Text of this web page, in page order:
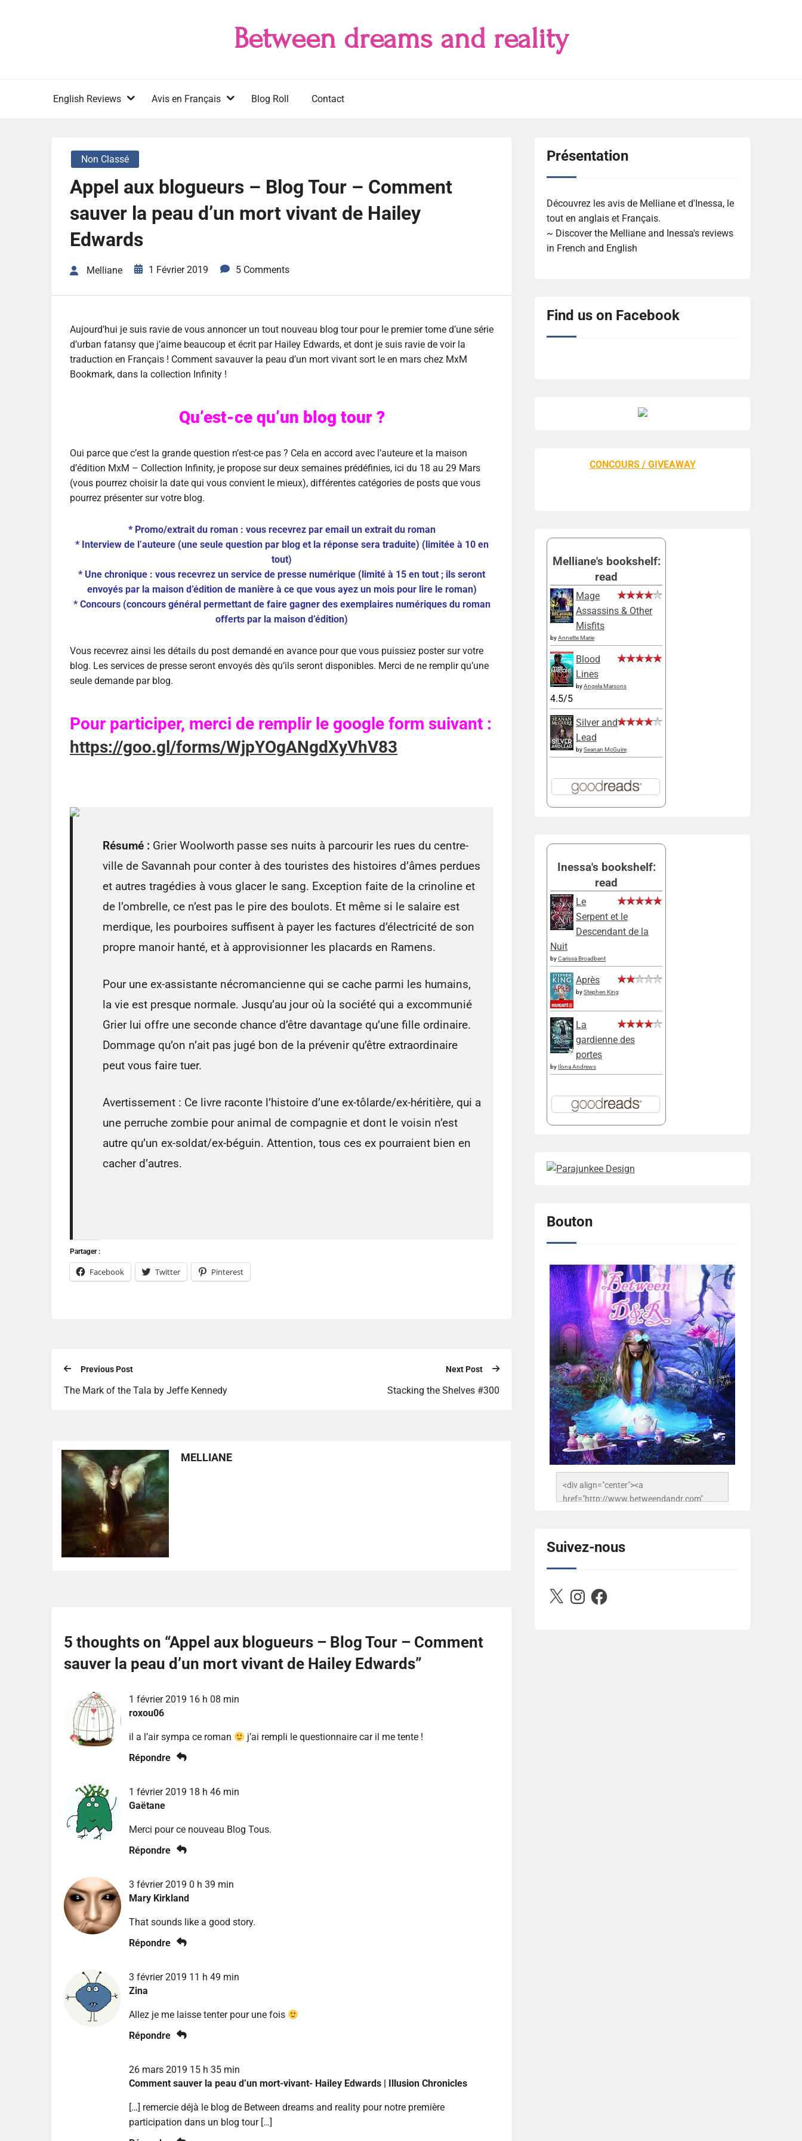
Between dreams and reality
English Reviews Avis en Français Blog Roll Contact
Non Classé
Appel aux blogueurs – Blog Tour – Comment
sauver la peau d’un mort vivant de Hailey
Edwards
Melliane 1 Février 2019 5 Comments
Aujourd’hui je suis ravie de vous annoncer un tout nouveau blog tour pour le premier tome d’une série
d’urban fatansy que j’aime beaucoup et écrit par Hailey Edwards, et dont je suis ravie de voir la
traduction en Français ! Comment savauver la peau d’un mort vivant sort le en mars chez MxM
Bookmark, dans la collection Infinity !
Qu’est-ce qu’un blog tour ?
Oui parce que c’est la grande question n’est-ce pas ? Cela en accord avec l’auteure et la maison
d’édition MxM – Collection Infinity, je propose sur deux semaines prédéfinies, ici du 18 au 29 Mars
(vous pourrez choisir la date qui vous convient le mieux), différentes catégories de posts que vous
pourrez présenter sur votre blog.
* Promo/extrait du roman : vous recevrez par email un extrait du roman
* Interview de l’auteure (une seule question par blog et la réponse sera traduite) (limitée à 10 en
tout)
* Une chronique : vous recevrez un service de presse numérique (limité à 15 en tout ; ils seront
envoyés par la maison d’édition de manière à ce que vous ayez un mois pour lire le roman)
* Concours (concours général permettant de faire gagner des exemplaires numériques du roman
offerts par la maison d’édition)
Vous recevrez ainsi les détails du post demandé en avance pour que vous puissiez poster sur votre
blog. Les services de presse seront envoyés dès qu’ils seront disponibles. Merci de ne remplir qu’une
seule demande par blog.
Pour participer, merci de remplir le google form suivant :
https://goo.gl/forms/WjpYOgANgdXyVhV83
Résumé : Grier Woolworth passe ses nuits à parcourir les rues du centre-
ville de Savannah pour conter à des touristes des histoires d’âmes perdues
et autres tragédies à vous glacer le sang. Exception faite de la crinoline et
de l’ombrelle, ce n’est pas le pire des boulots. Et même si le salaire est
merdique, les pourboires suffisent à payer les factures d’électricité de son
propre manoir hanté, et à approvisionner les placards en Ramens.
Pour une ex-assistante nécromancienne qui se cache parmi les humains,
la vie est presque normale. Jusqu’au jour où la société qui a excommunié
Grier lui offre une seconde chance d’être davantage qu’une fille ordinaire.
Dommage qu’on n’ait pas jugé bon de la prévenir qu’être extraordinaire
peut vous faire tuer.
Avertissement : Ce livre raconte l’histoire d’une ex-tôlarde/ex-héritière, qui a
une perruche zombie pour animal de compagnie et dont le voisin n’est
autre qu’un ex-soldat/ex-béguin. Attention, tous ces ex pourraient bien en
cacher d’autres.
Partager :
Facebook Twitter Pinterest
Previous Post
The Mark of the Tala by Jeffe Kennedy
Next Post
Stacking the Shelves #300
MELLIANE
5 thoughts on “Appel aux blogueurs – Blog Tour – Comment
sauver la peau d’un mort vivant de Hailey Edwards”
1 février 2019 16 h 08 min
roxou06
il a l’air sympa ce roman
j’ai rempli le questionnaire car il me tente !
Répondre
1 février 2019 18 h 46 min
Gaëtane
Merci pour ce nouveau Blog Tous.
Répondre
3 février 2019 0 h 39 min
Mary Kirkland
That sounds like a good story.
Répondre
3 février 2019 11 h 49 min
Zina
Allez je me laisse tenter pour une fois
Répondre
26 mars 2019 15 h 35 min
Comment sauver la peau d’un mort-vivant- Hailey Edwards | Illusion Chronicles
[…] remercie déjà le blog de Between dreams and reality pour notre première
participation dans un blog tour […]
Présentation
Découvrez les avis de Melliane et d'Inessa, le
tout en anglais et Français.
~ Discover the Melliane and Inessa's reviews
in French and English
Find us on Facebook
CONCOURS / GIVEAWAY
Melliane's bookshelf:
read
Mage
Assassins & Other
Misfits
byAnnette Marie
Blood
Lines
byAngela Marsons
4.5/5
Silver and
Lead
bySeanan McGuire
Inessa's bookshelf:
read
Le
Serpent et le
Descendant de la
Nuit
byCarissa Broadbent
Après
byStephen King
La
gardienne des
portes
by Ilona Andrews
Bouton
<div align="center"><a
href="http://www.betweendandr.com"
503716673157532-
2788222864243652657-n.jpg"
alt="Between D&R" style="border:none;" />
Suivez-nous
X InstagramFacebook